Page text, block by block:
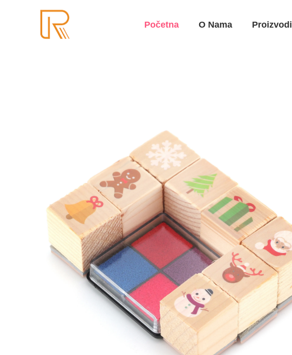
Početna O Nama Proizvodi